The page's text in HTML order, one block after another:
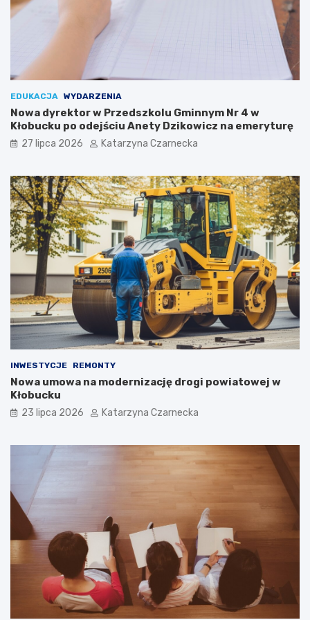
ę
t
l
n
a
r
i
i
K
u
l
t
u
y
y
n
d
w
y
c
h
n
i
o
r
a
l
a
h
w
K
r
a
k
o
w
e
EDUKACJA WYDARZENIA
Nowa dyrektor w Przedszkolu Gminnym Nr 4 w
Kłobucku po odejściu Anety Dzikowicz na emeryturę
27 lipca 2026 Katarzyna Czarnecka
INWESTYCJE REMONTY
Nowa umowa na modernizację drogi powiatowej w
Kłobucku
23 lipca 2026 Katarzyna Czarnecka